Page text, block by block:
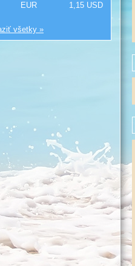
EUR
1,15 USD
všetky »